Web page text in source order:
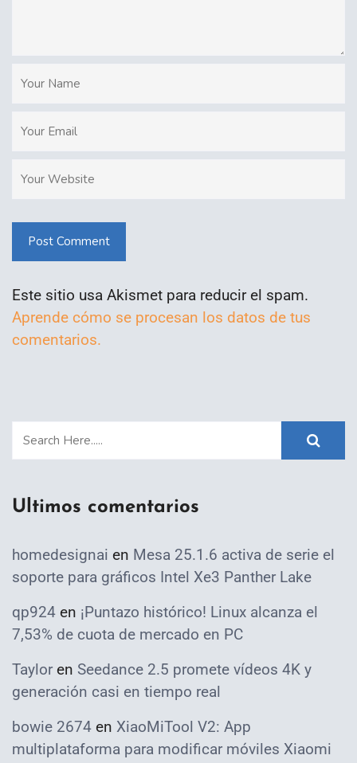
Post Comment
Este sitio usa Akismet para reducir el spam.
Aprende cómo se procesan los datos de tus
comentarios.
Ultimos comentarios
homedesignai en Mesa 25.1.6 activa de serie el
soporte para gráficos Intel Xe3 Panther Lake
qp924 en ¡Puntazo histórico! Linux alcanza el
7,53% de cuota de mercado en PC
Taylor en Seedance 2.5 promete vídeos 4K y
generación casi en tiempo real
bowie 2674 en XiaoMiTool V2: App
multiplataforma para modificar móviles Xiaomi